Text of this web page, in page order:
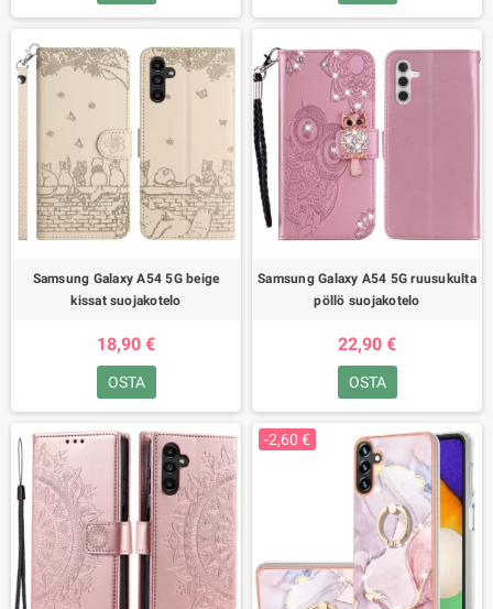
Samsung Galaxy A54 5G beige
kissat suojakotelo
18,90 €
OSTA
Samsung Galaxy A54 5G ruusukulta
pöllö suojakotelo
22,90 €
OSTA
-2,60 €